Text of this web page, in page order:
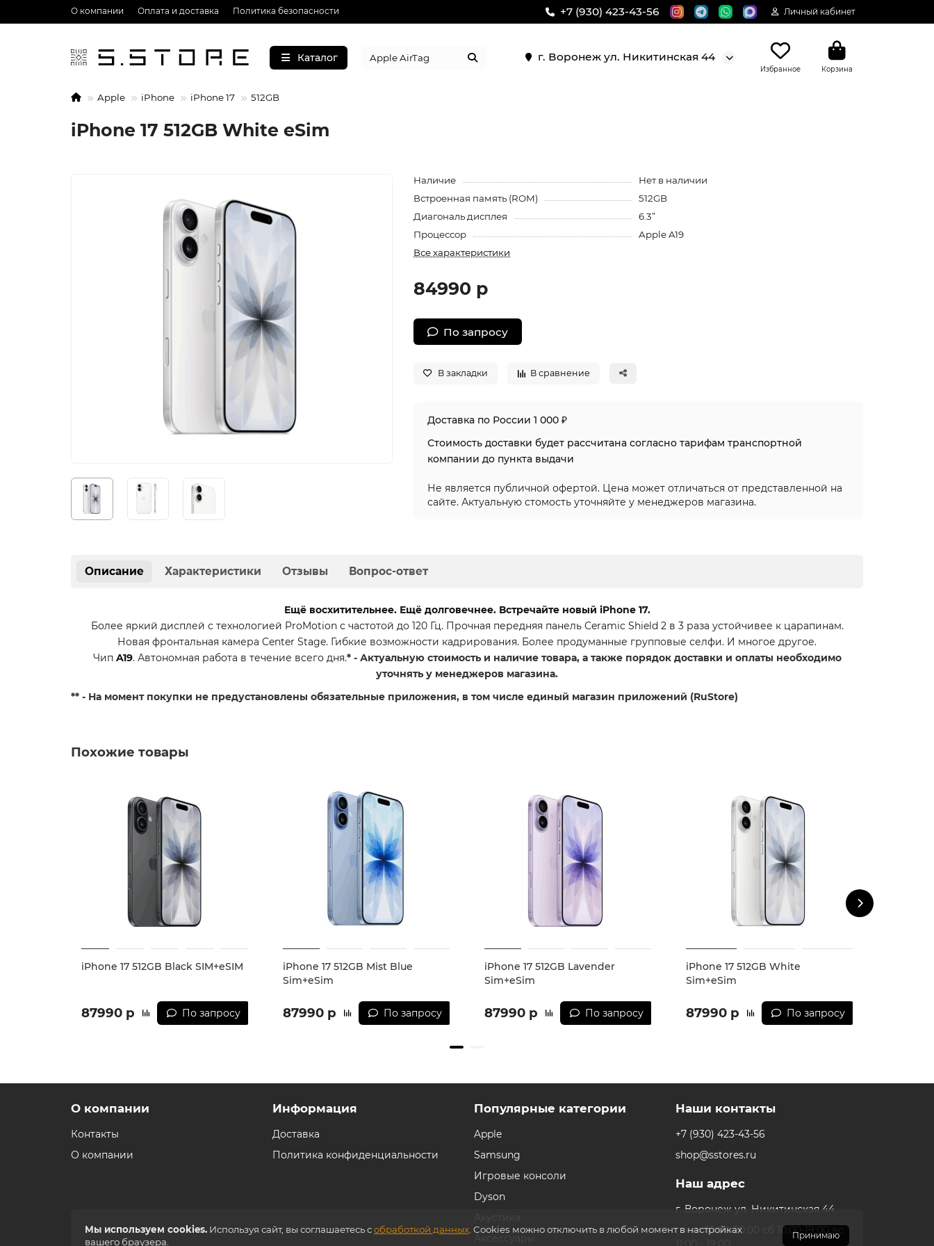
О компании Оплата и доставка Политика безопасности +7 (930) 423-43-56 Личный кабинет
Каталог г. Воронеж ул. Никитинская 44
Избранное Корзина
Apple iPhone iPhone 17 512GB
iPhone 17 512GB White eSim
Наличие
Нет в наличии
Встроенная память (ROM)
512GB
Диагональ дисплея
6.3”
Процессор
Apple A19
Все характеристики
84990 р
По запросу
В закладки В сравнение
Доставка по России 1 000 ₽
Стоимость доставки будет рассчитана согласно тарифам транспортной
компании до пункта выдачи
Не является публичной офертой. Цена может отличаться от представленной на
сайте. Актуальную стомость уточняйте у менеджеров магазина.
Описание Характеристики Отзывы Вопрос-ответ
Ещё восхитительнее. Ещё долговечнее. Встречайте новый iPhone 17.
Более яркий дисплей с технологией ProMotion с частотой до 120 Гц. Прочная передняя панель Ceramic Shield 2 в 3 раза устойчивее к царапинам.
Новая фронтальная камера Center Stage. Гибкие возможности кадрирования. Более продуманные групповые селфи. И многое другое.
Чип A19. Автономная работа в течение всего дня.* - Актуальную стоимость и наличие товара, а также порядок доставки и оплаты необходимо
уточнять у менеджеров магазина.
** - На момент покупки не предустановлены обязательные приложения, в том числе единый магазин приложений (RuStore)
Похожие товары
iPhone 17 512GB Black SIM+eSIM
87990 р По запросу
iPhone 17 512GB Mist Blue
Sim+eSim
87990 р По запросу
iPhone 17 512GB Lavender
Sim+eSim
87990 р По запросу
iPhone 17 512GB White
Sim+eSim
87990 р По запросу
Мы используем cookies. Используя сайт, вы соглашаетесь собработкой данных . Cookies можно отключить в любой момент в настройках
вашего браузера.
Принимаю
О компании
Контакты
О компании
Информация
Доставка
Политика конфиденциальности
Популярные категории
Apple
Samsung
Игровые консоли
Dyson
Наши контакты
+7 (930) 423-43-56
shop@sstores.ru
Наш адрес
г. Воронеж ул. Никитинская 44
пн-пт 10:00-20:00 сб 10:00-19:00 вс